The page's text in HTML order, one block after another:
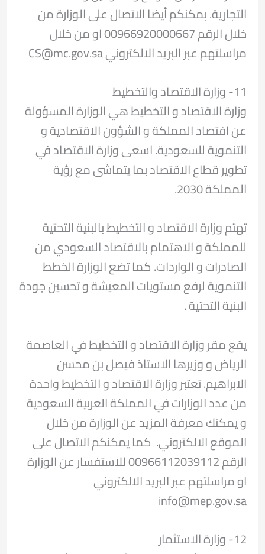
التجارية. بمكنكم أيضا الاتصال على الوزارة من
خلال الرقم 00966920000667 او من خلال
مراسلتهم عبر البريد الالكتروني CS@mc.gov.sa
11- وزارة الاقتصاد والتخطيط
وزارة الاقتصاد و التخطيط هي الوزارة المسؤولة
عن افتصاد المملكة و الشؤون الاقتصادية و
التنموية للسعودية. اسعى وزارة الاقتصاد في
تطوير قطاع الاقتصاد بما يتماشى مع رؤية
المملكة 2030.
تهتم وزارة الاقتصاد و التخطيط بالبنية التحتية
للمملكة و الاهتمام بالاقتصاد السعودي من
الصادرات و الواردات. كما تضع الوزارة الخطط
التنموية لرفع مستويات المعيشة و تحسين جودة
البنية التحتية .
يقع مقر وزارة الاقتصاد و التخطيط في العاصمة
الرياض و وزيرها الاستاذ فيصل بن محسن
الابراهيم. تعتبر وزارة الاقتصاد و التخطيط واحدة
من عدد الوزارات في المملكة العربية السعودية
و يمكنك معرفة المزيد عن الوزارة من خلال
الموقع الالكتروني. كما يمكنكم الاتصال على
الرقم 00966112039112 للاستفسار عن الوزارة
او مراسلتهم عبر البريد الالكتروني
info@mep.gov.sa
12- وزارة الاستثمار